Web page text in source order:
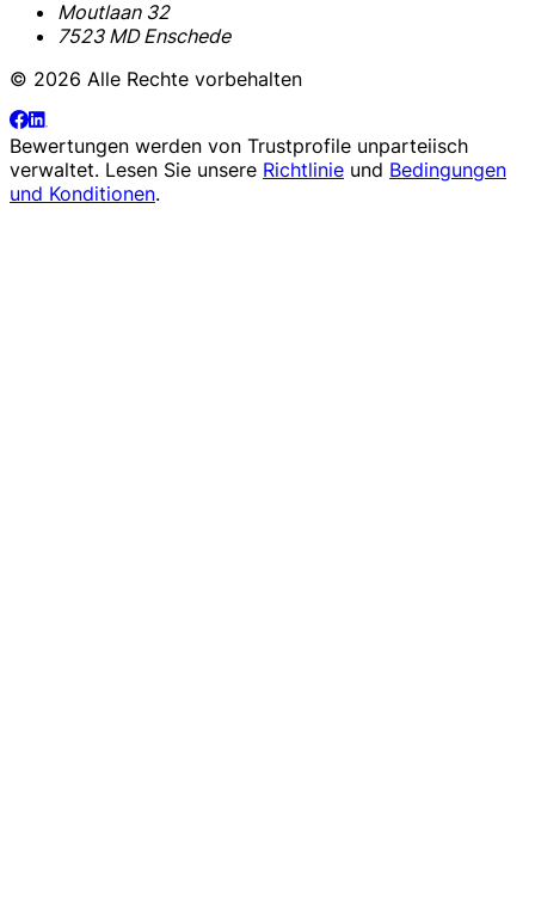
Moutlaan 32
7523 MD Enschede
© 2026 Alle Rechte vorbehalten
Bewertungen werden von Trustprofile unparteiisch
verwaltet. Lesen Sie unsere Richtlinie und Bedingungen
und Konditionen.